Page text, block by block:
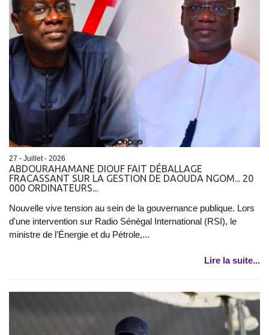
27 - Juillet - 2026
ABDOURAHAMANE DIOUF FAIT DÉBALLAGE
FRACASSANT SUR LA GESTION DE DAOUDA NGOM... 20
000 ORDINATEURS...
Nouvelle vive tension au sein de la gouvernance publique. Lors
d'une intervention sur Radio Sénégal International (RSI), le
ministre de l’Énergie et du Pétrole,...
Lire la suite...